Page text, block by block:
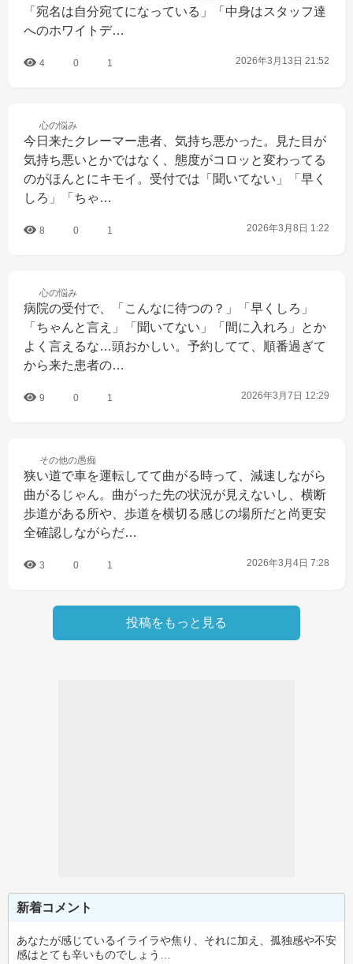
「宛名は自分宛てになっている」「中身はスタッフ達
へのホワイトデ…
4 0 1 2026年3月13日 21:52
心の悩み
今日来たクレーマー患者、気持ち悪かった。見た目が
気持ち悪いとかではなく、態度がコロッと変わってる
のがほんとにキモイ。受付では「聞いてない」「早く
しろ」「ちゃ…
8 0 1 2026年3月8日 1:22
心の悩み
病院の受付で、「こんなに待つの？」「早くしろ」
「ちゃんと言え」「聞いてない」「間に入れろ」とか
よく言えるな…頭おかしい。予約してて、順番過ぎて
から来た患者の…
9 0 1 2026年3月7日 12:29
その他の愚痴
狭い道で車を運転してて曲がる時って、減速しながら
曲がるじゃん。曲がった先の状況が見えないし、横断
歩道がある所や、歩道を横切る感じの場所だと尚更安
全確認しながらだ…
3 0 1 2026年3月4日 7:28
投稿をもっと見る
新着コメント
あなたが感じているイライラや焦り、それに加え、孤独感や不安
感はとても辛いものでしょう…